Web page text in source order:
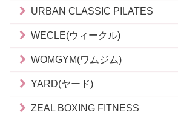
URBAN CLASSIC PILATES
WECLE(ウィークル)
WOMGYM(ワムジム)
YARD(ヤード)
ZEAL BOXING FITNESS